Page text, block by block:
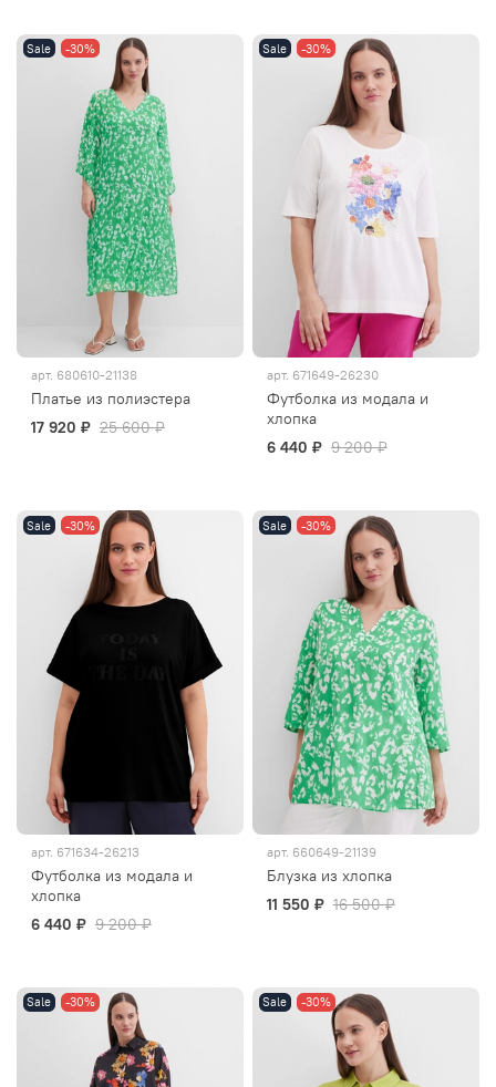
Sale -30%
арт. 680610-21138
Платье из полиэстера
17 920 ₽ 25 600 ₽
Sale -30%
арт. 671649-26230
Футболка из модала и
хлопка
6 440 ₽ 9 200 ₽
Sale -30%
арт. 671634-26213
Футболка из модала и
хлопка
6 440 ₽ 9 200 ₽
Sale -30%
арт. 660649-21139
Блузка из хлопка
11 550 ₽ 16 500 ₽
Sale -30% Sale -30%